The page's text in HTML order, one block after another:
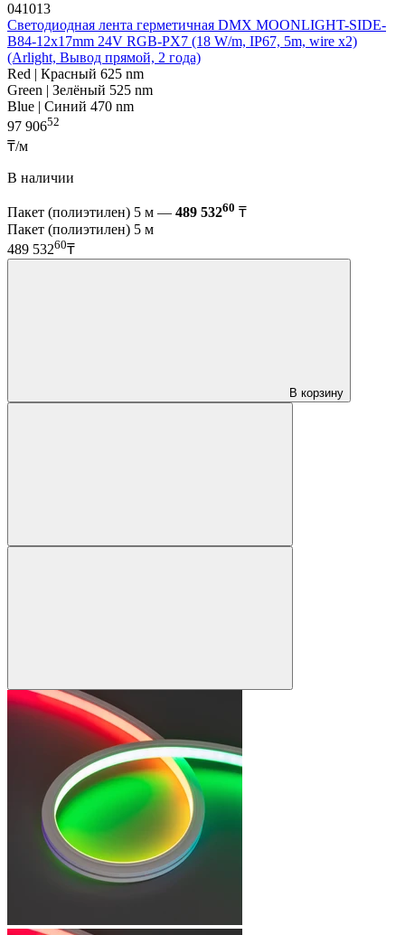
041013
Светодиодная лента герметичная DMX MOONLIGHT-SIDE-
B84-12x17mm 24V RGB-PX7 (18 W/m, IP67, 5m, wire x2)
(Arlight, Вывод прямой, 2 года)
Red | Красный 625 nm
Green | Зелёный 525 nm
Blue | Синий 470 nm
97 90652
₸/м
В наличии
Пакет (полиэтилен) 5 м — 489 53260 ₸
Пакет (полиэтилен) 5 м
489 53260₸
В корзину